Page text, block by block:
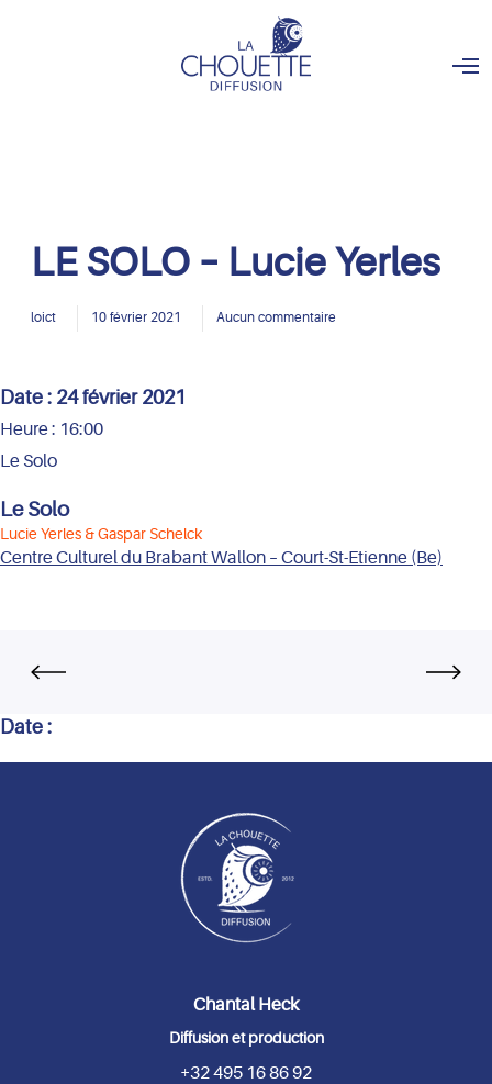
O
LE SOLO – Lucie Yerles
loict 10 février 2021 Aucun commentaire
Date : 24 février 2021
Heure : 16:00
Le Solo
Le Solo
Lucie Yerles & Gaspar Schelck
Centre Culturel du Brabant Wallon – Court-St-Etienne (Be)
Date :
Chantal Heck
Diffusion et production
+32 495 16 86 92